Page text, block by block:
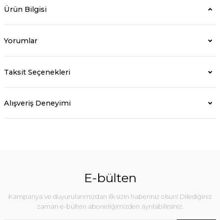
Ürün Bilgisi
Yorumlar
Taksit Seçenekleri
Alışveriş Deneyimi
E-bülten
Kampanya ve duyurularımızdan ilk sizin haberiniz olsun! Dilediğiniz
zaman e-bülten aboneliğimizden ayrılabilirsiniz.